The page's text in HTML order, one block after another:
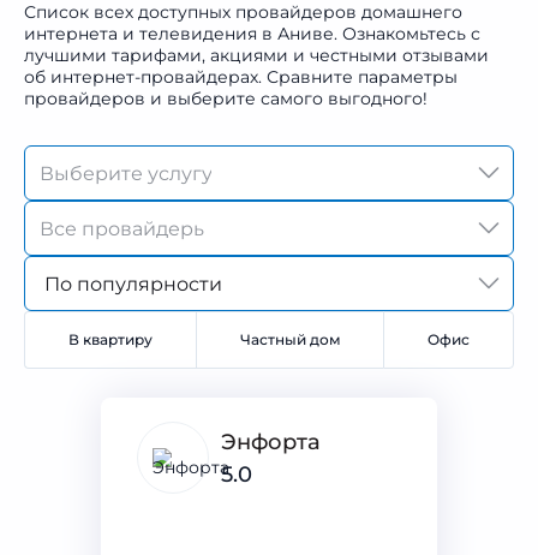
Список всех доступных провайдеров домашнего
интернета и телевидения в Аниве. Ознакомьтесь с
лучшими тарифами, акциями и честными отзывами
об интернет-провайдерах. Сравните параметры
провайдеров и выберите самого выгодного!
По популярности
В квартиру Частный дом Офис
Энфорта
5.0